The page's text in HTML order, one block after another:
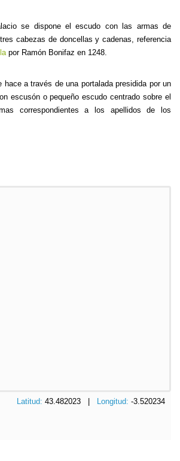
se dispone el escudo con las armas de
cabezas de doncellas y cadenas, referencia
por Ramón Bonifaz en 1248.
a través de una portalada presidida por un
escusón o pequeño escudo centrado sobre el
correspondientes a los apellidos de los
Latitud: 43.482023 | Longitud: -3.520234